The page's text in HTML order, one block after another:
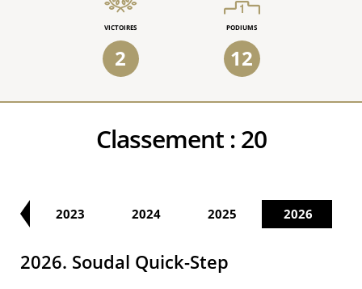
VICTOIRES
2
PODIUMS
12
Classement :20
2023 2024 2025 2026
2026. Soudal Quick-Step